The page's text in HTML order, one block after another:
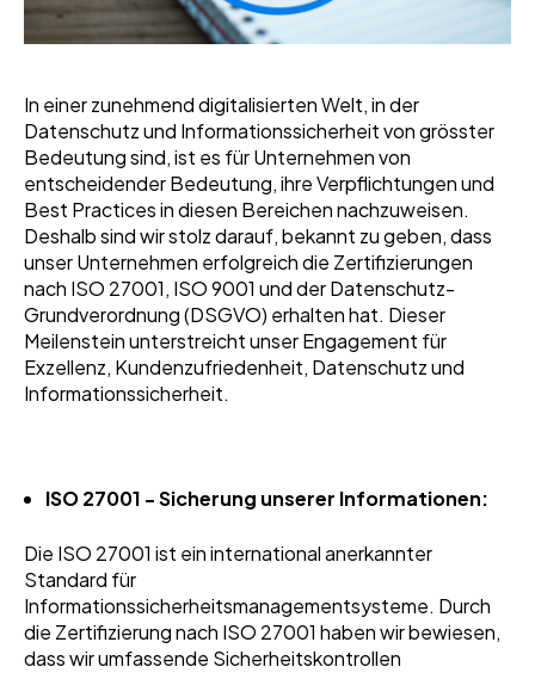
In einer zunehmend digitalisierten Welt, in der
Datenschutz und Informationssicherheit von grösster
Bedeutung sind, ist es für Unternehmen von
entscheidender Bedeutung, ihre Verpflichtungen und
Best Practices in diesen Bereichen nachzuweisen.
Deshalb sind wir stolz darauf, bekannt zu geben, dass
unser Unternehmen erfolgreich die Zertifizierungen
nach ISO 27001, ISO 9001 und der Datenschutz-
Grundverordnung (DSGVO) erhalten hat. Dieser
Meilenstein unterstreicht unser Engagement für
Exzellenz, Kundenzufriedenheit, Datenschutz und
Informationssicherheit.
ISO 27001 - Sicherung unserer Informationen:
Die ISO 27001 ist ein international anerkannter
Standard für
Informationssicherheitsmanagementsysteme. Durch
die Zertifizierung nach ISO 27001 haben wir bewiesen,
dass wir umfassende Sicherheitskontrollen